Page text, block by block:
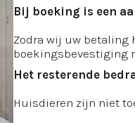
Bij boeking is een
Zodra wij uw betaling
boekingsbevestiging
Het resterende
Huisdieren zijn niet